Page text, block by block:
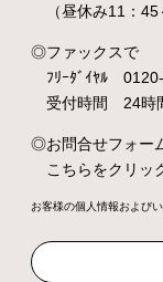
（昼休み11：45
ファックスで
ﾌﾘｰﾀﾞｲﾔﾙ
受付時間 24時
お問合せフォー
こちらをクリッ
お客様の個人情報および